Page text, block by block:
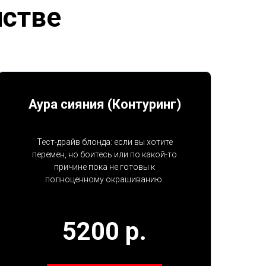
Аура сияния (Контуринг)
Тест-драйв блонда: если вы хотите
перемен, но боитесь или по какой-то
причине пока не готовы к
полноценному окрашиванию.
5200 р.